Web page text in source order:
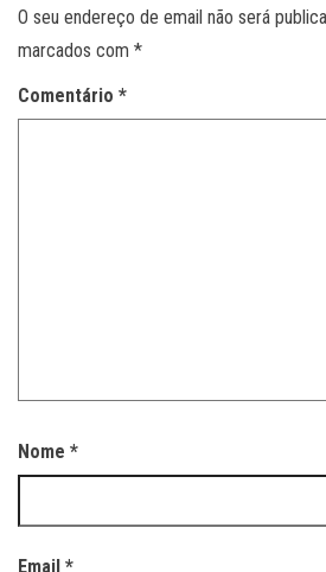
O seu endereço de email não será
marcados com *
Comentário *
Nome *
Email *